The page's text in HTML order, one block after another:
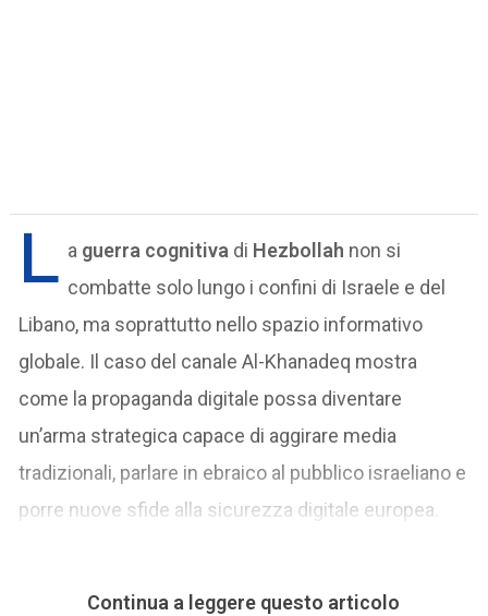
L a guerra cognitiva di Hezbollah non si
combatte solo lungo i confini di Israele e del
Libano, ma soprattutto nello spazio informativo
globale. Il caso del canale Al-Khanadeq mostra
come la propaganda digitale possa diventare
un’arma strategica capace di aggirare media
tradizionali, parlare in ebraico al pubblico israeliano e
porre nuove sfide alla sicurezza digitale europea.
Continua a leggere questo articolo